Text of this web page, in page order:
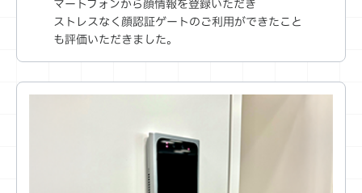
マートフォンから顔情報を登録いただき
ストレスなく顔認証ゲートのご利用ができたこと
も評価いただきました。